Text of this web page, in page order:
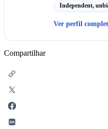
Independent,
Ver perfil
Compartilhar